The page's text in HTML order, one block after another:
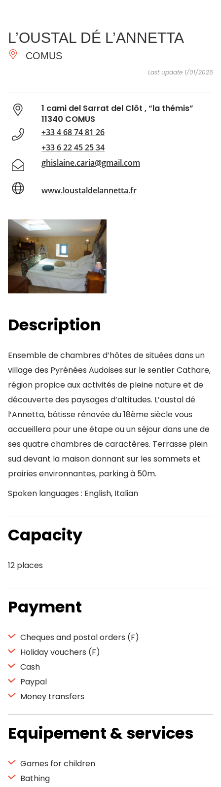
ESSENTIAL
AND
DO
INSPIRATIONS AGENDA
L’OUSTAL DÉ L’ANNETTA
COMUS
Last update 1/01/2026
1 cami del Sarrat del Clôt , “la thémis”
11340 COMUS
+33 4 68 74 81 26
+33 6 22 45 25 34
ghislaine.caria@gmail.com
www.loustaldelannetta.fr
Description
Ensemble de chambres d’hôtes de situées dans un
village des Pyrénées Audoises sur le sentier Cathare,
région propice aux activités de pleine nature et de
découverte des paysages d’altitudes. L’oustal dé
l’Annetta, bâtisse rénovée du 18ème siècle vous
accueillera pour une étape ou un séjour dans une de
ses quatre chambres de caractères. Terrasse plein
sud devant la maison donnant sur les sommets et
prairies environnantes, parking à 50m.
Spoken languages : English, Italian
Capacity
12 places
Payment
Cheques and postal orders (F)
Holiday vouchers (F)
Cash
Paypal
Money transfers
Equipement & services
Games for children
Bathing